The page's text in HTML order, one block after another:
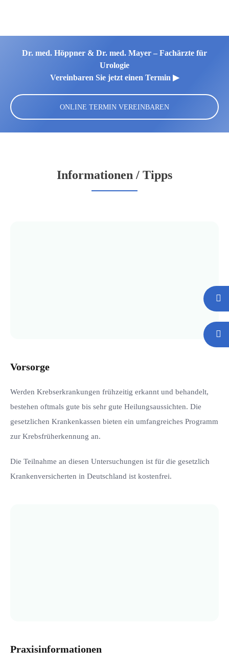
Dr. med. Höppner & Dr. med. Mayer – Fachärzte für
Urologie
Vereinbaren Sie jetzt einen Termin ▶︎
ONLINE TERMIN VEREINBAREN
Informationen / Tipps
Vorsorge
Werden Krebserkrankungen frühzeitig erkannt und behandelt,
bestehen oftmals gute bis sehr gute Heilungsaussichten. Die
gesetzlichen Krankenkassen bieten ein umfangreiches Programm
zur Krebsfrüherkennung an.
Die Teilnahme an diesen Untersuchungen ist für die gesetzlich
Krankenversicherten in Deutschland ist kostenfrei.
Praxisinformationen